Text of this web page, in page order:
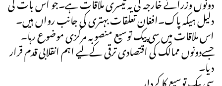
دلیل ہیکہ پاک۔افغان تعلقات بہتری کی جانب رواں ہیں۔
اس ملاقات میں سی پیک توسیع منصوبہ مرکزی موضوع رہا۔
جسےدونوں ممالک کی اقتصادی ترقی کےلیے اہم انقلابی قدم قرار
دیا۔
سی پیک توسیع کا کردار